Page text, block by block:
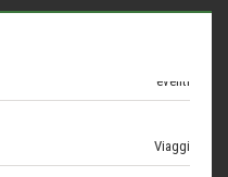
Viaggi
imprevisti...